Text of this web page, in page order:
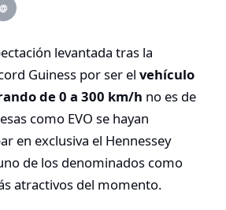
@
levantada tras la
Guiness por ser el vehículo
de 0 a 300 km/h no es de
como EVO se hayan
en exclusiva el Hennessey
de los denominados como
atractivos del momento.